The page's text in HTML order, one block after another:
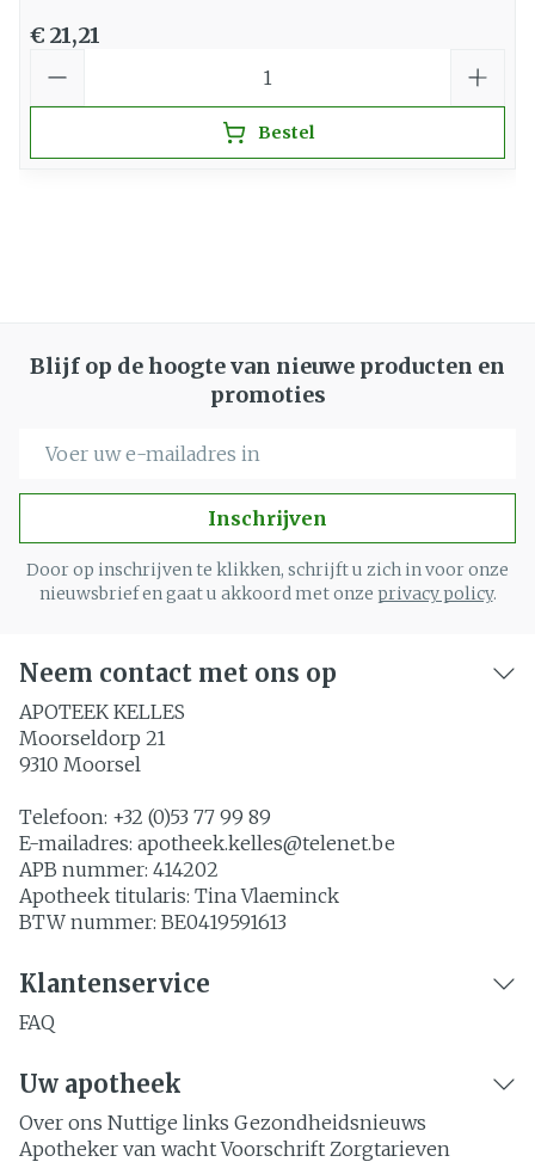
€ 21,21
Bestel
Blijf op de hoogte van nieuwe producten en
promoties
Inschrijven
Door op inschrijven te klikken, schrijft u zich in voor onze
nieuwsbrief en gaat u akkoord met onze privacy policy.
Neem contact met ons op
APOTEEK KELLES
Moorseldorp 21
9310 Moorsel
Telefoon: +32 (0)53 77 99 89
E-mailadres: apotheek.kelles@telenet.be
APB nummer: 414202
Apotheek titularis: Tina Vlaeminck
BTW nummer: BE0419591613
Klantenservice
FAQ
Uw apotheek
Over ons Nuttige links Gezondheidsnieuws
Apotheker van wacht Voorschrift Zorgtarieven